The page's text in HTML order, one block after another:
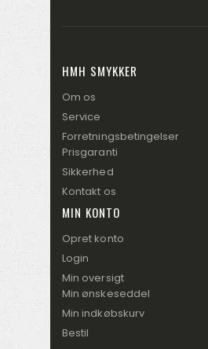
HMH SMYKKER
Om os
Service
Forretningsbetingelser
Prisgaranti
Sikkerhed
Kontakt os
MIN KONTO
Opret konto
Login
Min oversigt
Min ønskeseddel
Min indkøbskurv
Bestil